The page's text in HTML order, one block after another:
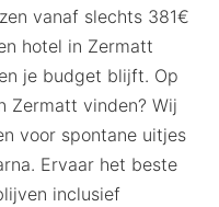
vanaf slechts 381€
hotel in Zermatt
je budget blijft. Op
Zermatt vinden? Wij
voor spontane uitjes
Ervaar het beste
inclusief